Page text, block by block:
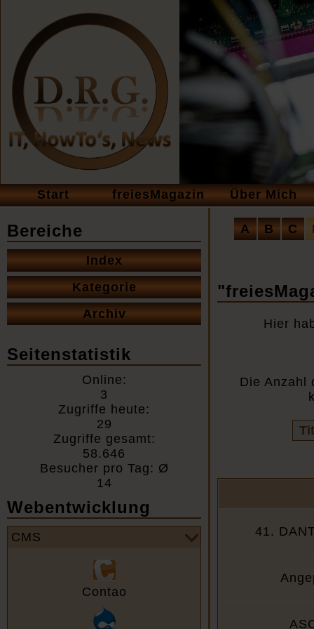
Navigation
überspringen
Start freiesMagazin Über Mich
Navigation
A B C
Hier
Die Anzahl
41.
Bereiche
Navigation
überspringen
Index
Kategorie
Archiv
Seitenstatistik
Online:
3
Zugriffe heute:
29
Zugriffe gesamt:
58.646
Besucher pro Tag: Ø
14
Webentwicklung
CMS
Contao